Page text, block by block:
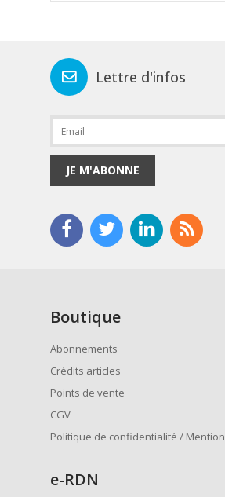
Lettre d'infos
JE M'ABONNE
Boutique
Abonnements
Crédits articles
Points de vente
CGV
Politique de confidentialité /
e-RDN